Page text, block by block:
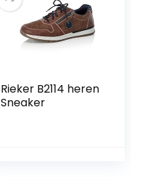
Rieker B2114 heren
Sneaker